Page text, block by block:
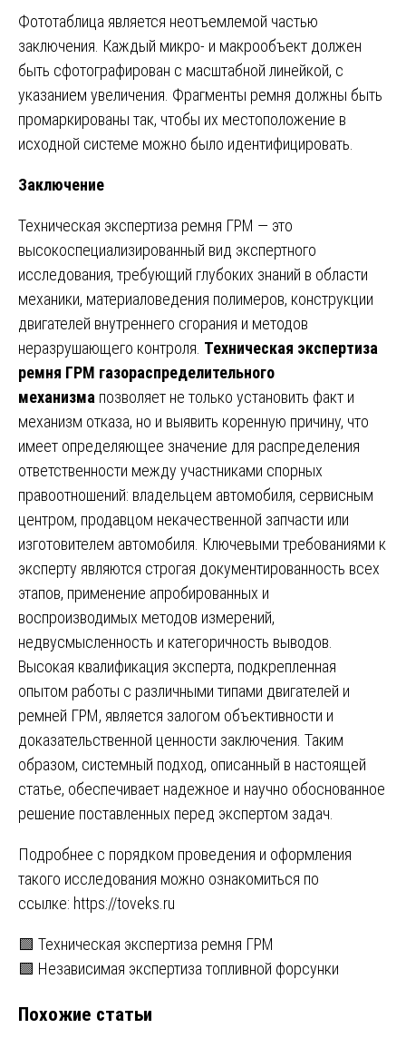
Фототаблица является неотъемлемой частью
заключения. Каждый микро- и макрообъект должен
быть сфотографирован с масштабной линейкой, с
указанием увеличения. Фрагменты ремня должны быть
промаркированы так, чтобы их местоположение в
исходной системе можно было идентифицировать.
Заключение
Техническая экспертиза ремня ГРМ — это
высокоспециализированный вид экспертного
исследования, требующий глубоких знаний в области
механики, материаловедения полимеров, конструкции
двигателей внутреннего сгорания и методов
неразрушающего контроля. Техническая экспертиза
ремня ГРМ газораспределительного
механизма позволяет не только установить факт и
механизм отказа, но и выявить коренную причину, что
имеет определяющее значение для распределения
ответственности между участниками спорных
правоотношений: владельцем автомобиля, сервисным
центром, продавцом некачественной запчасти или
изготовителем автомобиля. Ключевыми требованиями к
эксперту являются строгая документированность всех
этапов, применение апробированных и
воспроизводимых методов измерений,
недвусмысленность и категоричность выводов.
Высокая квалификация эксперта, подкрепленная
опытом работы с различными типами двигателей и
ремней ГРМ, является залогом объективности и
доказательственной ценности заключения. Таким
образом, системный подход, описанный в настоящей
статье, обеспечивает надежное и научно обоснованное
решение поставленных перед экспертом задач.
Подробнее с порядком проведения и оформления
такого исследования можно ознакомиться по
ссылке: https://toveks.ru
Навигация
записям
🟩 Техническая экспертиза ремня ГРМ
🟩 Независимая экспертиза топливной форсунки
Похожие статьи